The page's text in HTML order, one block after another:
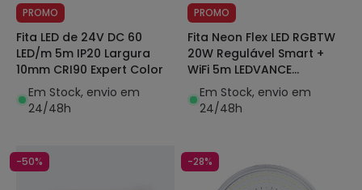
PROMO
Fita LED de 24V DC 60
LED/m 5m IP20 Largura
10mm CRI90 Expert Color
Em Stock, envio em
24/48h
PROMO
Fita Neon Flex LED RGBTW
20W Regulável Smart +
WiFi 5m LEDVANCE
4058075504806
Em Stock, envio em
24/48h
-50% -28%